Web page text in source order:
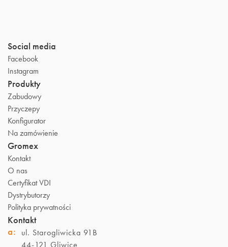
Social media
Facebook
Instagram
Produkty
Zabudowy
Przyczepy
Konfigurator
Na zamówienie
Gromex
Kontakt
O nas
Certyfikat VDI
Dystrybutorzy
Polityka prywatności
Kontakt
a:
ul. Starogliwicka 91B